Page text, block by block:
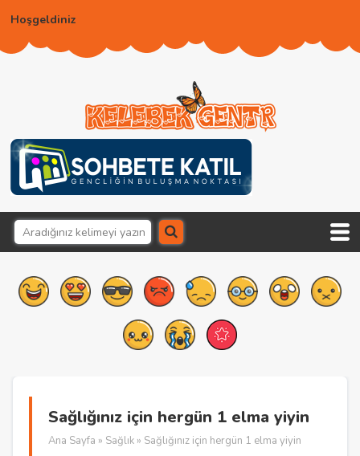
Hoşgeldiniz
Sağlığınız için hergün 1 elma yiyin
Ana Sayfa » Sağlık » Sağlığınız için hergün 1 elma yiyin